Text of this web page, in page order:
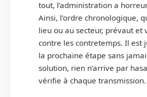
tout, l’administration a
Ainsi, l’ordre chronologique,
lieu ou au secteur, prévaut et
contre les contretemps. Il est
la prochaine étape sans
solution, rien n’arrive par
vérifie à chaque transmission.